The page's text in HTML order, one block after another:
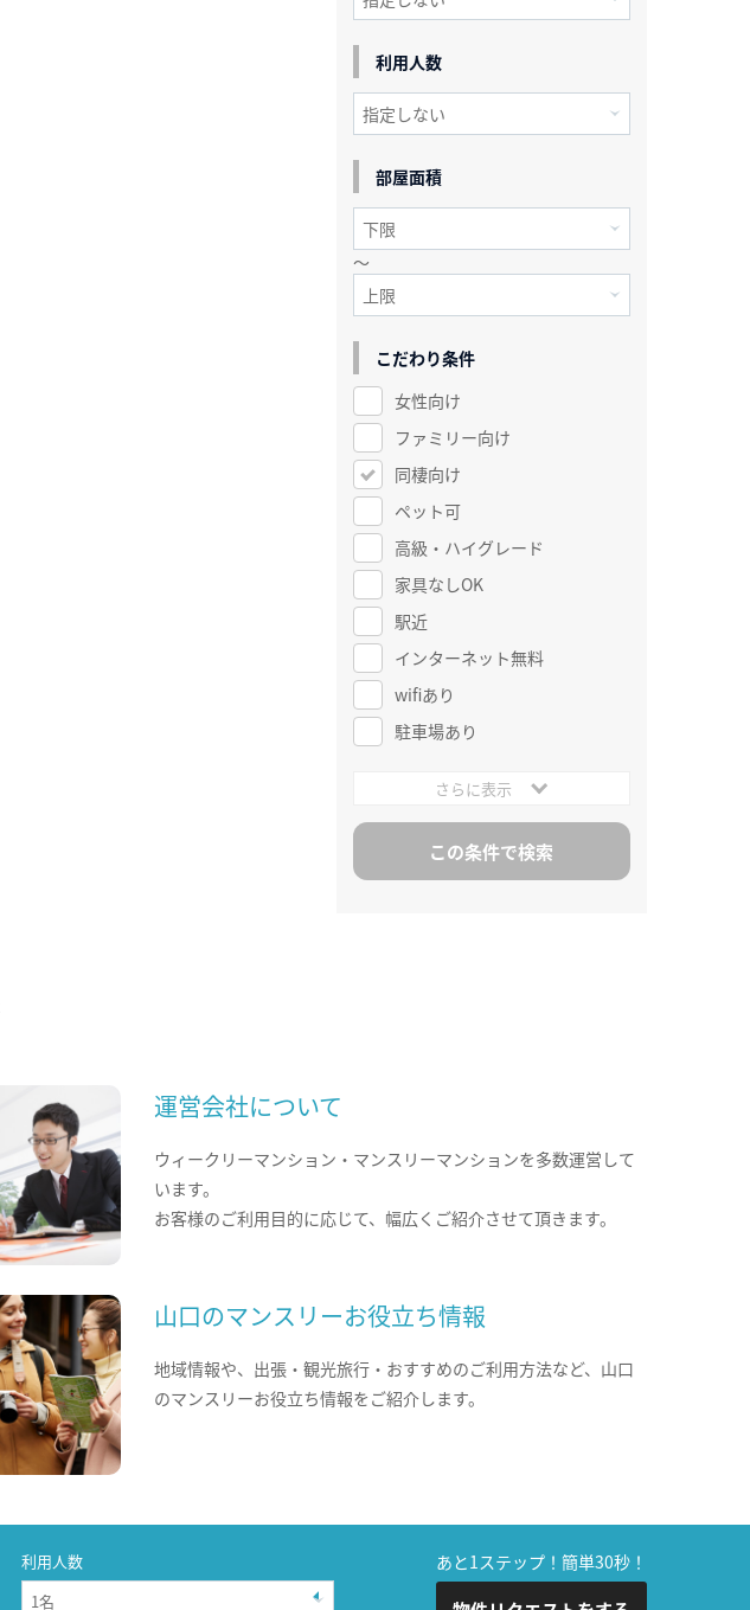
利用人数
部屋面積
～
こだわり条件
女性向け
ファミリー向け
同棲向け
ペット可
高級・ハイグレード
家具なしOK
駅近
インターネット無料
wifiあり
駐車場あり
さらに表示
運営会社について
ウィークリーマンション・マンスリーマンションを多数運営して
います。
お客様のご利用目的に応じて、幅広くご紹介させて頂きます。
山口のマンスリーお役立ち情報
地域情報や、出張・観光旅行・おすすめのご利用方法など、山口
のマンスリーお役立ち情報をご紹介します。
利用人数 あと1ステップ！簡単30秒！